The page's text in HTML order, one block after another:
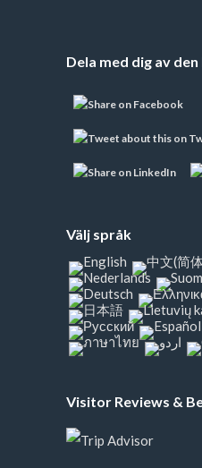
Dela med dig av
Välj språk
Visitor Reviews &